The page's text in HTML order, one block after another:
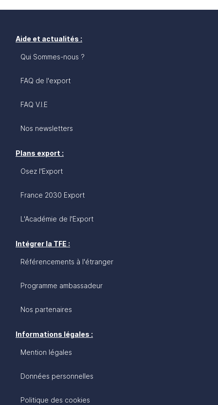
Aide et actualités :
Qui Sommes-nous ?
FAQ de l'export
FAQ V.I.E
Nos newsletters
Plans export :
Osez l'Export
France 2030 Export
L'Académie de l'Export
Intégrer la TFE :
Référencements à l'étranger
Programme ambassadeur
Nos partenaires
Informations légales :
Mention légales
Données personnelles
Politique des cookies